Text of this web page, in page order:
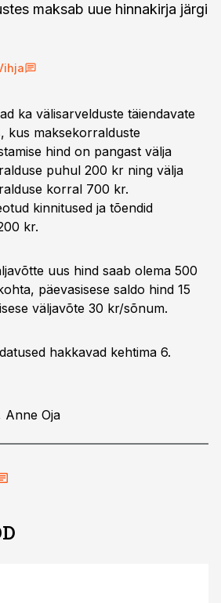
maksab uue hinnakirja järgi
ka välisarvelduste täiendavate
kus maksekorralduste
hind on pangast välja
puhul 200 kr ning välja
korral 700 kr.
kinnitused ja tõendid
kr.
uus hind saab olema 500
päevasisese saldo hind 15
väljavõte 30 kr/sõnum.
hakkavad kehtima 6.
Anne Oja